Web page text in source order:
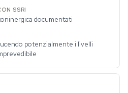
documentati
potenzialmente i livelli